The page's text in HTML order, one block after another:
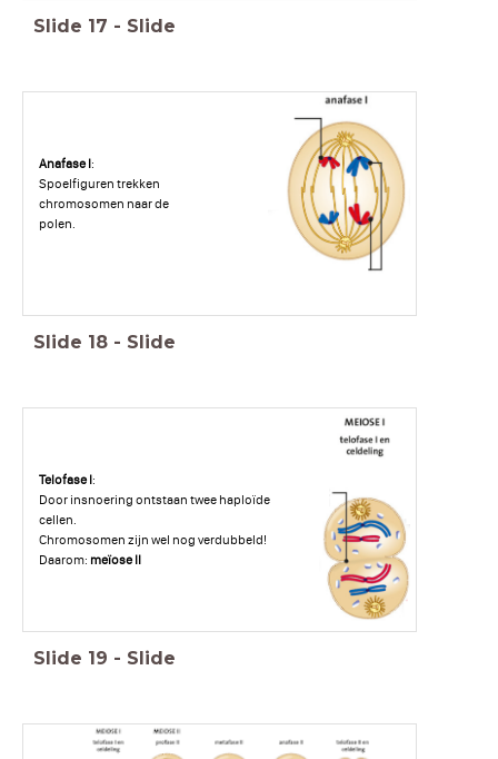
Slide 17 - Slide
Anafase I:
Spoelfiguren trekken
chromosomen naar de
polen.
Slide 18 - Slide
Telofase I:
Door insnoering ontstaan twee haploïde
cellen.
Chromosomen zijn wel nog verdubbeld!
Daarom: meïose II
Slide 19 - Slide